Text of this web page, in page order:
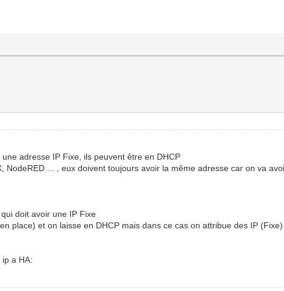
adresse IP Fixe, ils peuvent être en DHCP
... , eux doivent toujours avoir la même adresse car on va
doit avoir une IP Fixe
place) et on laisse en DHCP mais dans ce cas on attribue des IP
a HA: